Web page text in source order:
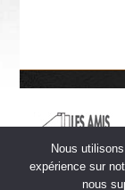
Nous
expérience sur
nous